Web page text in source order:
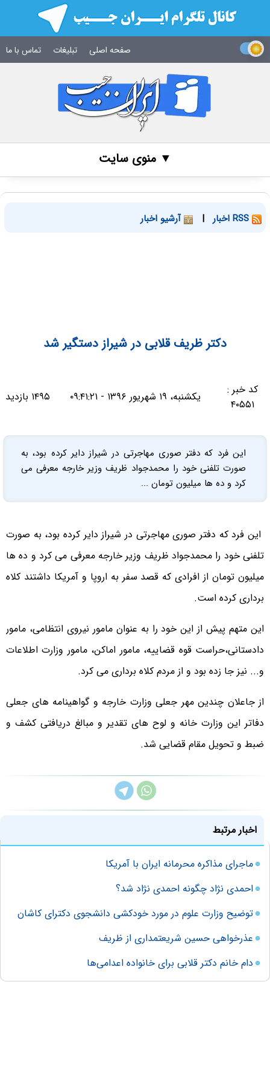
صفحه اصلی تبلیغات تماس با ما
▼ منوی سایت
| آرشیو اخبار
دکتر ظریف قلابی در شیراز دستگیر شد
کد خبر :
۴۰۵۵۱
یکشنبه، ۱۹ شهریور ۱۳۹۶ - ۰۹:۴۱:۲۱ ۱۴۹۵ بازدید
این فرد که دفتر صوری مهاجرتی در شیراز دایر کرده بود، به
صورت تلفنی خود را محمدجواد ظریف وزیر خارجه معرفی می
کرد و ده ها میلیون تومان ...
این فرد که دفتر صوری مهاجرتی در شیراز دایر کرده بود، به صورت
تلفنی خود را محمدجواد ظریف وزیر خارجه معرفی می کرد و ده ها
میلیون تومان از افرادی که قصد سفر به اروپا و آمریکا داشتند کلاه
برداری کرده است.
این متهم پیش از این خود را به عنوان مامور نیروی انتظامی، مامور
دادستانی،حراست قوه قضاییه، مامور اماکن، مامور‌ وزارت اطلاعات
و... نیز جا زده بود و از مردم کلاه برداری می کرد.
از جاعلان چندین مهر جعلی وزارت خارجه و گواهینامه های جعلی
دفاتر این وزارت خانه و لوح های تقدیر ‌و مبالغ دریافتی کشف و
ضبط و تحویل مقام قضایی‌ شد.
اخبار مرتبط
ماجرای مذاکره محرمانه ایران با آمریکا
احمدی نژاد چگونه احمدی نژاد ‌شد؟
توضیح وزارت علوم در مورد خودکشی دانشجوی دکترای کاشان
عذرخواهی حسین شریعتمداری از ظریف
دام خانم دکتر قلابی برای خانواده اعدامی‌ها